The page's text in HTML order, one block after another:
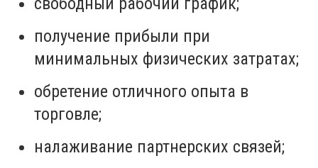
получение прибыли при
минимальных физических затратах;
обретение отличного опыта в
торговле;
налаживание партнерских связей;